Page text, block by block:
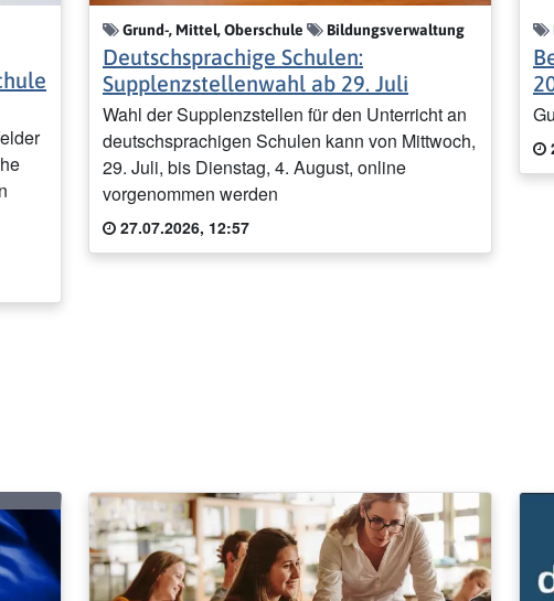
Grund-, Mittel, Oberschule Bildungsverwaltung
Deutschsprachige Schulen:
Supplenzstellenwahl ab 29. Juli
Wahl der Supplenzstellen für den Unterricht an
deutschsprachigen Schulen kann von Mittwoch,
29. Juli, bis Dienstag, 4. August, online
vorgenommen werden
27.07.2026, 12:57